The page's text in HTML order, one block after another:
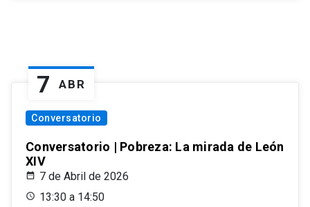
7 ABR
Conversatorio
Conversatorio | Pobreza: La mirada de León
XIV
7 de Abril de 2026
13:30 a 14:50